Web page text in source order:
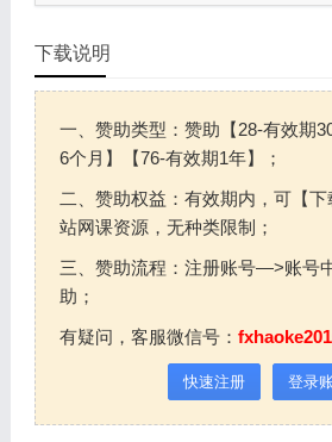
下载说明
一、赞助类型：赞助【28-有效期
6个月】【76-有效期1年】；
二、赞助权益：有效期内，可【
站网课资源，无种类限制；
三、赞助流程：注册账号—>账号
助；
有疑问，客服微信号：
快速注册 登录